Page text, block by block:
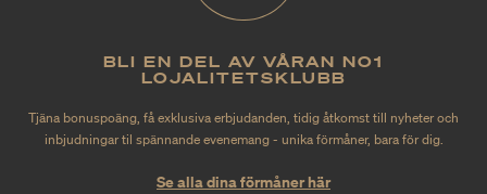
BLI EN DEL AV VÅRAN NO1
LOJALITETSKLUBB
Tjäna bonuspoäng, få exklusiva erbjudanden, tidig åtkomst till nyheter och
inbjudningar til spännande evenemang - unika förmåner, bara för dig.
Se alla dina förmåner här